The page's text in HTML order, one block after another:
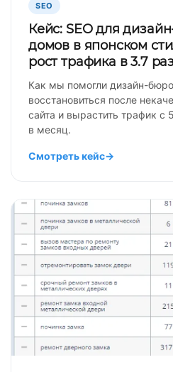
SEO
Кейс: SEO для
домов в японском
рост трафика в 3.7
Как мы помогли дизайн-
восстановиться после
сайта и вырастить трафик с
в месяц.
Смотреть кейс→